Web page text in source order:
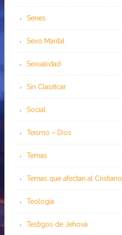
Series
Sexo Marital
Sexualidad
Sin Clasificar
Social
Teísmo – Dios
Temas
Temas que afectan al Cristiano
Teología
Testigos de Jehová